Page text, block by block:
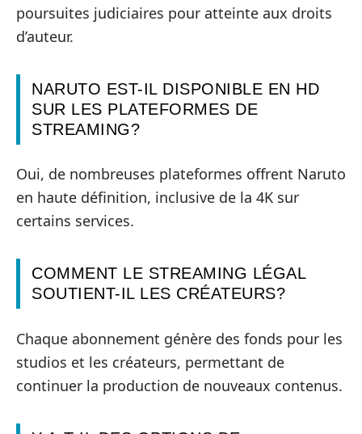
poursuites judiciaires pour atteinte aux droits
d’auteur.
NARUTO EST-IL DISPONIBLE EN HD
SUR LES PLATEFORMES DE
STREAMING?
Oui, de nombreuses plateformes offrent Naruto
en haute définition, inclusive de la 4K sur
certains services.
COMMENT LE STREAMING LÉGAL
SOUTIENT-IL LES CRÉATEURS?
Chaque abonnement génère des fonds pour les
studios et les créateurs, permettant de
continuer la production de nouveaux contenus.